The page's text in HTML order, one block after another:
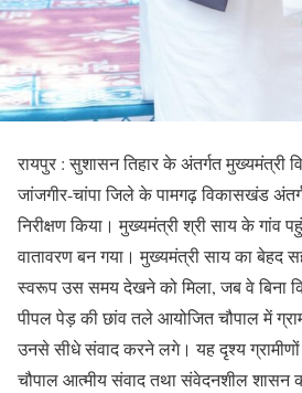
रायपुर : सुशासन तिहार के अंतर्गत मुख्यमंत्री
जांजगीर-चांपा जिले के पामगढ़ विकासखंड
निरीक्षण किया। मुख्यमंत्री श्री साय के गांव
वातावरण बन गया। मुख्यमंत्री साय का बेहद
स्वरूप उस समय देखने को मिला, जब वे बिना
पीपल पेड़ की छांव तले आयोजित चौपाल में
उनसे सीधे संवाद करने लगे। यह दृश्य
चौपाल आत्मीय संवाद तथा संवेदनशील शासन